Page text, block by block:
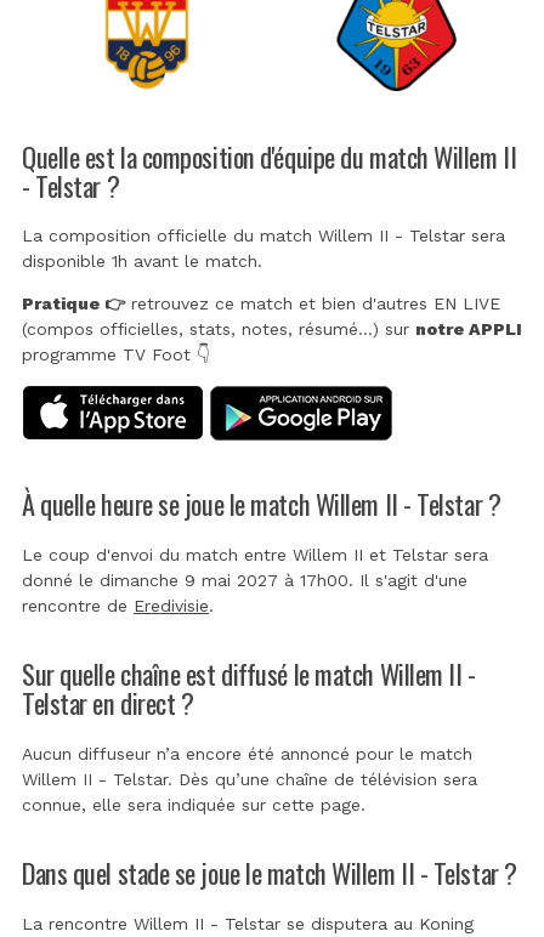
Quelle est la composition d'équipe du match Willem II
- Telstar ?
La composition officielle du match Willem II - Telstar sera
disponible 1h avant le match.
Pratique 👉retrouvez ce match et bien d'autres EN LIVE
(compos officielles, stats, notes, résumé...) sur notre APPLI
programme TV Foot 👇
À quelle heure se joue le match Willem II - Telstar ?
Le coup d'envoi du match entre Willem II et Telstar sera
donné le dimanche 9 mai 2027 à 17h00. Il s'agit d'une
rencontre de Eredivisie.
Sur quelle chaîne est diffusé le match Willem II -
Telstar en direct ?
Aucun diffuseur n’a encore été annoncé pour le match
Willem II - Telstar. Dès qu’une chaîne de télévision sera
connue, elle sera indiquée sur cette page.
Dans quel stade se joue le match Willem II - Telstar ?
La rencontre Willem II - Telstar se disputera au Koning